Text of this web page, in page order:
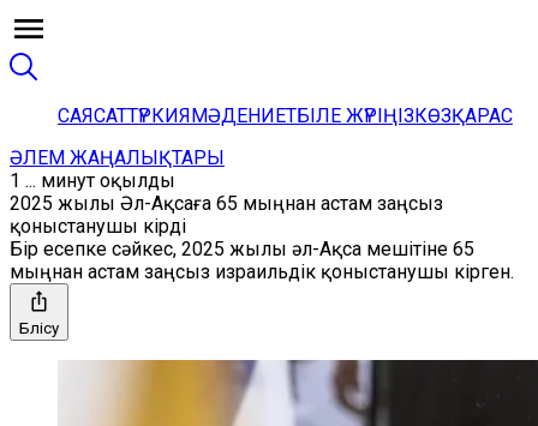
САЯСАТТҮРКИЯМӘДЕНИЕТБІЛЕ ЖҮРІҢІЗКӨЗҚАРАС
ӘЛЕМ ЖАҢАЛЫҚТАРЫ
1 ... минут оқылды
2025 жылы Әл-Ақсаға 65 мыңнан астам заңсыз
қоныстанушы кірді
Бір есепке сәйкес, 2025 жылы әл-Ақса мешітіне 65
мыңнан астам заңсыз израильдік қоныстанушы кірген.
Бөлісу